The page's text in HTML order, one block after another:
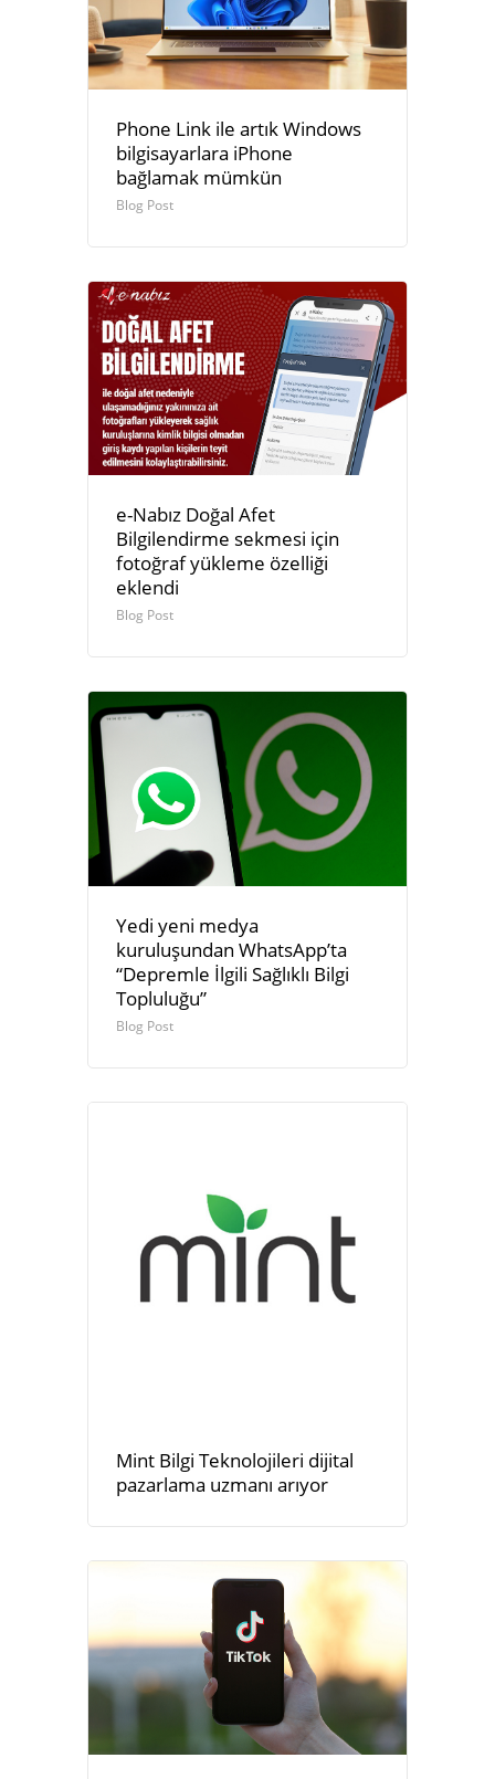
Phone Link ile artık Windows
bilgisayarlara iPhone
bağlamak mümkün
Blog Post
e-Nabız Doğal Afet
Bilgilendirme sekmesi için
fotoğraf yükleme özelliği
eklendi
Blog Post
Yedi yeni medya
kuruluşundan WhatsApp’ta
“Depremle İlgili Sağlıklı Bilgi
Topluluğu”
Blog Post
Mint Bilgi Teknolojileri dijital
pazarlama uzmanı arıyor